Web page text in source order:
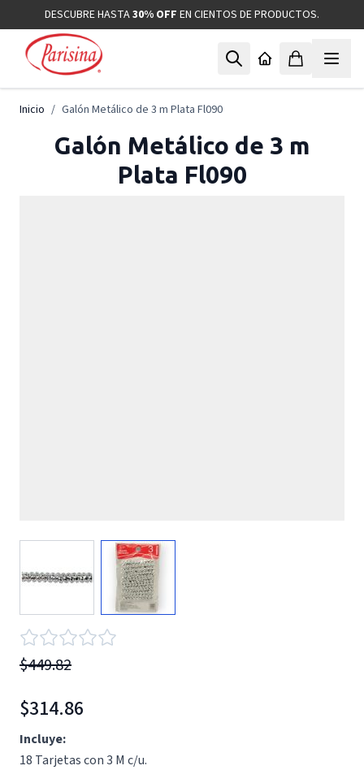
Ir al contenidoDESCUBRE HASTA30% OFF EN CIENTOS DE PRODUCTOS.
Inicio / Galón Metálico de 3 m Plata Fl090
Galón Metálico de 3 m
Plata Fl090
View larger imageView larger image
$449.82
$314.86
Incluye:
18 Tarjetas con 3 M c/u.